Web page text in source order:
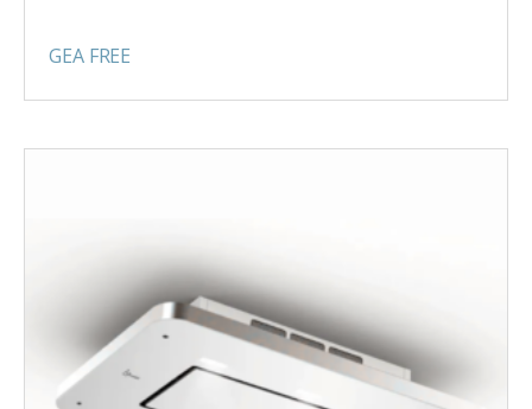
GEA FREE